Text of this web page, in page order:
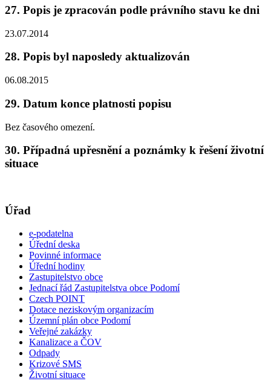
27. Popis je zpracován podle právního stavu ke dni
23.07.2014
28. Popis byl naposledy aktualizován
06.08.2015
29. Datum konce platnosti popisu
Bez časového omezení.
30. Případná upřesnění a poznámky k řešení životní
situace
Úřad
e-podatelna
Úřední deska
Povinné informace
Úřední hodiny
Zastupitelstvo obce
Jednací řád Zastupitelstva obce Podomí
Czech POINT
Dotace neziskovým organizacím
Územní plán obce Podomí
Veřejné zakázky
Kanalizace a ČOV
Odpady
Krizové SMS
Životní situace